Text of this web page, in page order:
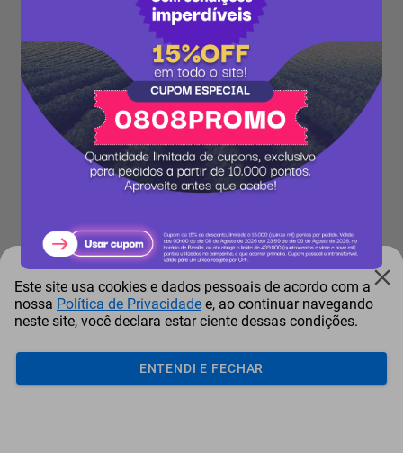
Este site usa cookies e dados pessoais de acordo com a
nossa Política de Privacidade e, ao continuar navegando
neste site, você declara estar ciente dessas condições.
ENTENDI E FECHAR